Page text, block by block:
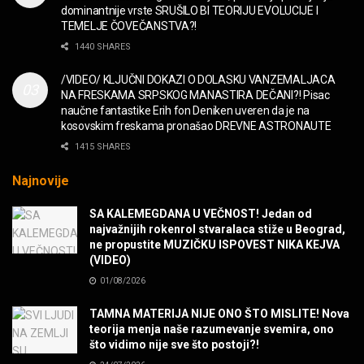
“Missin’ Yo’ Kissin'” BILLY ZZ TOP
MUZIKA
DIVNA! Ogi & Magnifico
FILM
MUZIKA
POVRATAK Iron Maiden The Writing On The Wall
SENIDAHHH!
dominantnije vrste SRUŠILO BI TEORIJU EVOLUCIJE I
TEMELJE ČOVEČANSTVA?!
1440 SHARES
/VIDEO/ KLJUČNI DOKAZI O DOLASKU VANZEMALJACA
NA FRESKAMA SRPSKOG MANASTIRA DEČANI?! Pisac
naučne fantastike Erih fon Deniken uveren da je na
kosovskim freskama pronašao DREVNE ASTRONAUTE
1415 SHARES
Najnovije
SA KALEMEGDANA U VEČNOST! Jedan od
najvažnijih rokenrol stvaralaca stiže u Beograd,
ne propustite MUZIČKU ISPOVEST NIKA KEJVA
(VIDEO)
01/08/2026
TAMNA MATERIJA NIJE ONO ŠTO MISLITE! Nova
teorija menja naše razumevanje svemira, ono
što vidimo nije sve što postoji?!